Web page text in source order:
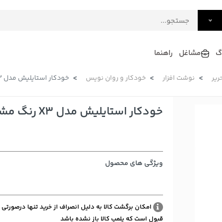
فرآورده های لبنی
دکوراسیون داخلی و تزئینی
سرو و پذیرایی
مشاغل راهنما
نوشت افزار خودکار و روان نویس خودکار استایلیش مدل X3 رنگ مشکی
خودکار استایلیش مدل X3 رنگ مشکی
ویژگی های محصول
امکان برگشت کالا به دلیل انصراف از خرید تنها
قبول است که پلمپ کالا باز نشده باشد